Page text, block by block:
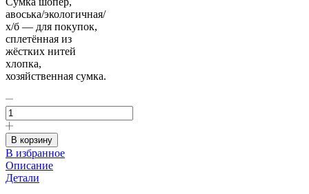
477,00₽.
авоська/экологичная/
х/б — для покупок,
сплетённая из
жёстких нитей
хлопка,
хозяйственная сумка.
Количество
Сумка
Авоська
экологичная
х/
б
В корзину
В избранное
Описание
Детали